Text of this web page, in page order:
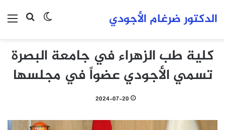
بحثالوضع الدكتور ضرغام الأجودي
كلية طب الزهراء في جامعة البصرة
تسمي الأجودي عضواً في مجلسها
2024-07-20